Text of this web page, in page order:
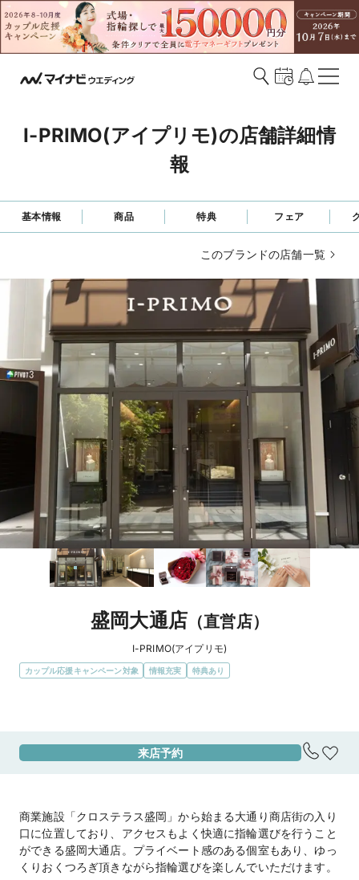
I-PRIMO(アイプリモ)の店舗詳細情
報
基本情報 商品 特典 フェア
このブランドの店舗一覧
盛岡大通店 （直営店）
I-PRIMO(アイプリモ)
カップル応援キャンペーン対象 情報充実 特典あり
JR「盛岡駅」中央口より徒歩10分
MOSSパーキング
三井のリパーク 盛岡開運橋通第3駐車場
※上記の駐車場をご利用頂いた場合、当店滞在時
間分の駐車場代を負担致しますので駐車券をス
来店予約
商業施設「クロステラス盛岡」から始まる大通り商店街の入り
口に位置しており、アクセスもよく快適に指輪選びを行うこと
ができる盛岡大通店。プライベート感のある個室もあり、ゆっ
くりおくつろぎ頂きながら指輪選びを楽しんでいただけます。